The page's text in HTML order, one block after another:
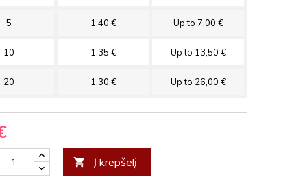
5 1,40 € Up to 7,00 €
10 1,35 € Up to 13,50 €
20 1,30 € Up to 26,00 €
 Į krepšelį